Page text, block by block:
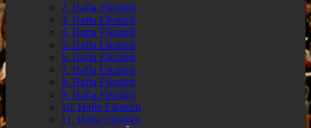
2. Hafta Fikstürü
3. Hafta Fikstürü
4. Hafta Fikstürü
5. Hafta Fikstürü
6. Hafta Fikstürü
7. Hafta Fikstürü
8. Hafta Fikstürü
9. Hafta Fikstürü
10. Hafta Fikstürü
11. Hafta Fikstürü